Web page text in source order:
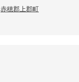
赤穂郡上郡町